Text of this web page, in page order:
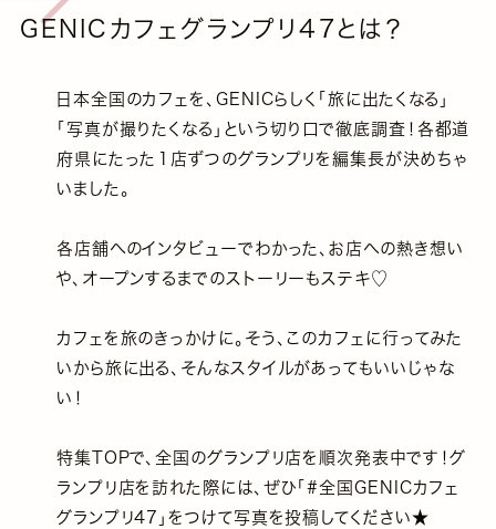
GENICカフェグランプリ47とは？
日本全国のカフェを、GENICらしく「旅に出たくなる」
「写真が撮りたくなる」という切り口で徹底調査！各都道
府県にたった１店ずつのグランプリを編集長が決めちゃ
いました。
各店舗へのインタビューでわかった、お店への熱き想い
や、オープンするまでのストーリーもステキ♡
カフェを旅のきっかけに。そう、このカフェに行ってみた
いから旅に出る、そんなスタイルがあってもいいじゃな
い！
特集TOPで、全国のグランプリ店を順次発表中です！グ
ランプリ店を訪れた際には、ぜひ「#全国GENICカフェ
グランプリ47」をつけて写真を投稿してください★